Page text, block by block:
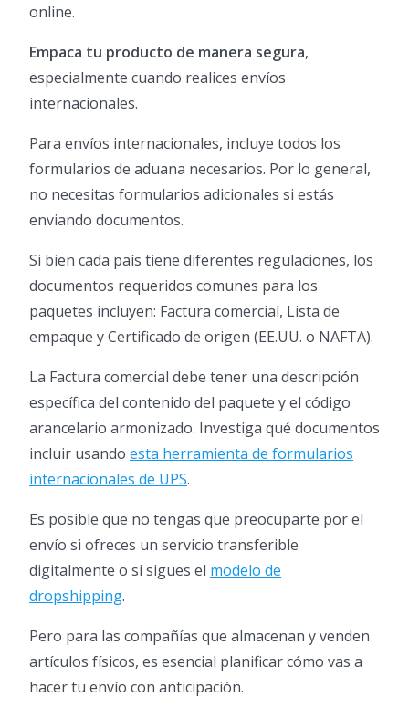
online.
Empaca tu producto de manera segura,
especialmente cuando realices envíos
internacionales.
Para envíos internacionales, incluye todos los
formularios de aduana necesarios. Por lo general,
no necesitas formularios adicionales si estás
enviando documentos.
Si bien cada país tiene diferentes regulaciones, los
documentos requeridos comunes para los
paquetes incluyen: Factura comercial, Lista de
empaque y Certificado de origen (EE.UU. o NAFTA).
La Factura comercial debe tener una descripción
específica del contenido del paquete y el código
arancelario armonizado. Investiga qué documentos
incluir usando esta herramienta de formularios
internacionales de UPS.
Es posible que no tengas que preocuparte por el
envío si ofreces un servicio transferible
digitalmente o si sigues el modelo de
dropshipping.
Pero para las compañías que almacenan y venden
artículos físicos, es esencial planificar cómo vas a
hacer tu envío con anticipación.